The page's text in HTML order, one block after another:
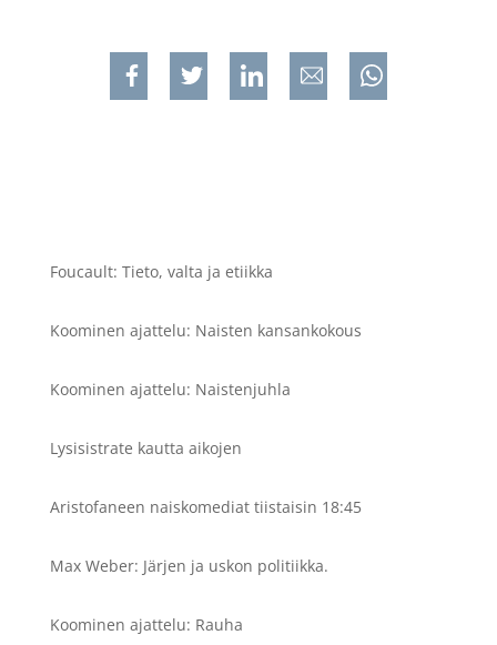
Jaa FacebookissaJaa TwitterissaJaa LinkedinissäJaa sähköpostilla
Foucault: Tieto, valta ja etiikka
Koominen ajattelu: Naisten kansankokous
Koominen ajattelu: Naistenjuhla
Lysisistrate kautta aikojen
Aristofaneen naiskomediat tiistaisin 18:45
Max Weber: Järjen ja uskon politiikka.
Koominen ajattelu: Rauha